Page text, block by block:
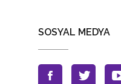
SOSYAL MEDYA